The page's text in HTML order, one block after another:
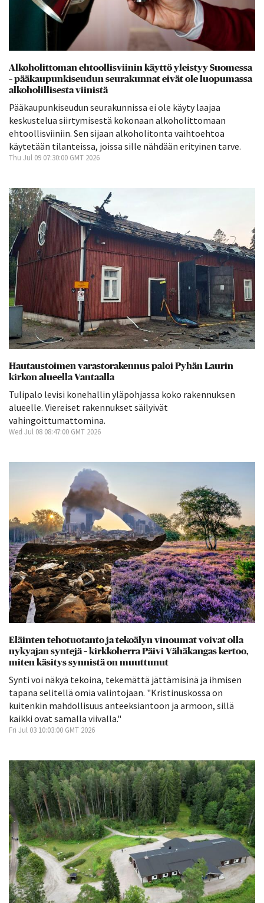
Alkoholittoman ehtoollisviinin käyttö yleistyy Suomessa
– pääkaupunkiseudun seurakunnat eivät ole luopumassa
alkoholillisesta viinistä
Pääkaupunkiseudun seurakunnissa ei ole käyty laajaa
keskustelua siirtymisestä kokonaan alkoholittomaan
ehtoollisviiniin. Sen sijaan alkoholitonta vaihtoehtoa
käytetään tilanteissa, joissa sille nähdään erityinen tarve.
Thu Jul 09 07:30:00 GMT 2026
Hautaustoimen varastorakennus paloi Pyhän Laurin
kirkon alueella Vantaalla
Tulipalo levisi konehallin yläpohjassa koko rakennuksen
alueelle. Viereiset rakennukset säilyivät
vahingoittumattomina.
Wed Jul 08 08:47:00 GMT 2026
Eläinten tehotuotanto ja tekoälyn vinoumat voivat olla
nykyajan syntejä – kirkkoherra Päivi Vähäkangas kertoo,
miten käsitys synnistä on muuttunut
Synti voi näkyä tekoina, tekemättä jättämisinä ja ihmisen
tapana selitellä omia valintojaan. "Kristinuskossa on
kuitenkin mahdollisuus anteeksiantoon ja armoon, sillä
kaikki ovat samalla viivalla."
Fri Jul 03 10:03:00 GMT 2026